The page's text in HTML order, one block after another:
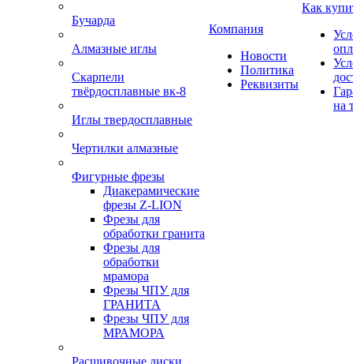
Бучарда
Алмазные иглы
Скарпели
твёрдосплавные вк-8
Иглы твердосплавные
Чертилки алмазные
Фигурные фрезы
Диакерамические
фрезы Z-LION
Фрезы для
обработки гранита
Фрезы для
обработки
мрамора
Фрезы ЧПУ для
ГРАНИТА
Фрезы ЧПУ для
МРАМОРА
Расшивочные диски
Компания
Новости
Политика
Реквизиты
Как
на